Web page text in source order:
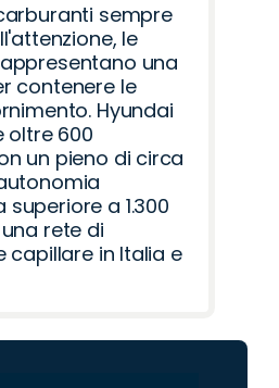
sempre
le
una
contenere le
Hyundai
oltre 600
un pieno di circa
a 1.300
rete di
capillare in Italia e